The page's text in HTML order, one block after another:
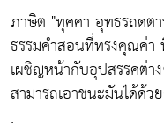
ภาษิต "ทุคคา อุทธรถดต
ธรรมคำสอนที่ทรงคุณค่า
เผชิญหน้ากับอุปสรรคต่า
สามารถเอาชนะมันได้ด้
.